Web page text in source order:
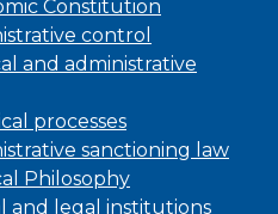
Constitution
control
and administrative
processes
sanctioning law
Philosophy
and legal institutions